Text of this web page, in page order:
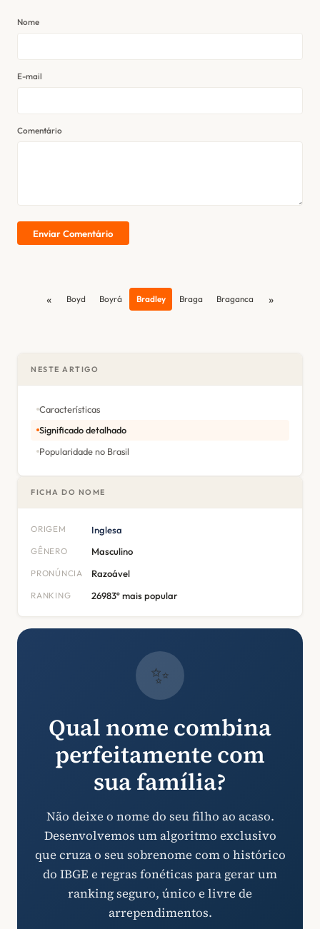
Nome
E-mail
Comentário
Enviar Comentário
« Boyd Boyrá Bradley Braga Braganca »
NESTE ARTIGO
Características
Significado detalhado
Popularidade no Brasil
FICHA DO NOME
ORIGEM Inglesa
GÊNERO Masculino
PRONÚNCIA Razoável
RANKING 26983º mais popular
✨
Qual nome combina
perfeitamente com
sua família?
Não deixe o nome do seu filho ao acaso.
Desenvolvemos um algoritmo exclusivo
que cruza o seu sobrenome com o histórico
do IBGE e regras fonéticas para gerar um
ranking seguro, único e livre de
arrependimentos.